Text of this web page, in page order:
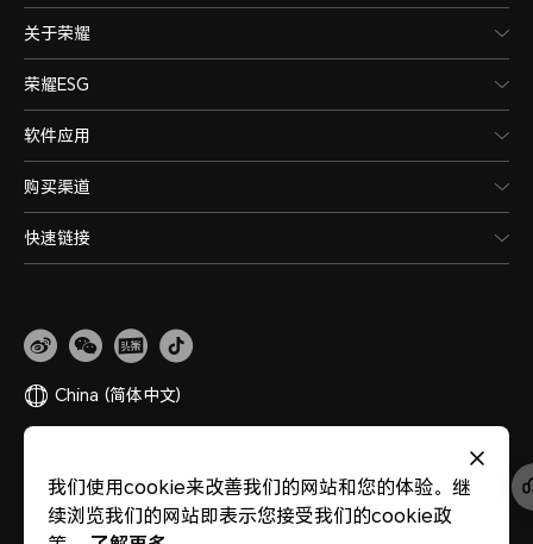
关于荣耀
荣耀ESG
软件应用
购买渠道
快速链接
China (简体中文)
版权所有 © 荣耀终端股份有限公司 2020-2026 保留一切权利。
44030002002883
粤ICP备20047157号
我们使用cookie来改善我们的网站和您的体验。继
续浏览我们的网站即表示您接受我们的cookie政